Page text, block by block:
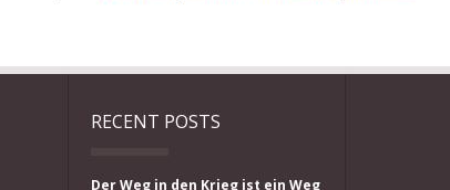
RECENT POSTS
Der Weg in den Krieg ist ein Weg